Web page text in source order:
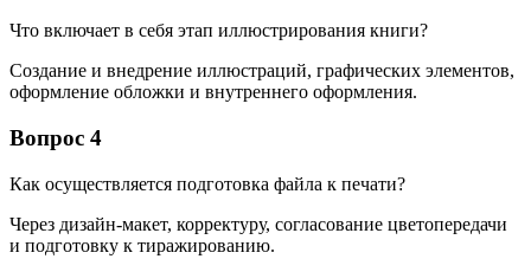
Что включает в себя этап иллюстрирования книги?
Создание и внедрение иллюстраций, графических элементов,
оформление обложки и внутреннего оформления.
Вопрос 4
Как осуществляется подготовка файла к печати?
Через дизайн-макет, корректуру, согласование цветопередачи
и подготовку к тиражированию.